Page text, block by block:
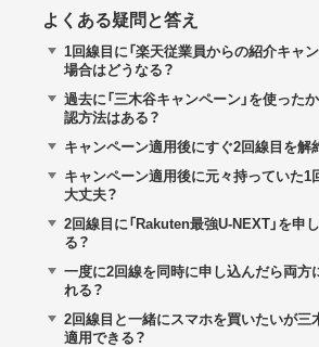
よくある疑問と答え
1回線目に「楽天従業員からの紹介キャ
場合はどうなる？
過去に「三木谷キャンペーン」を使った
認方法はある？
キャンペーン適用後にすぐ2回線目を解
キャンペーン適用後に元々持っていた1
大丈夫？
2回線目に「Rakuten最強U-NEXT」を申
る？
一度に2回線を同時に申し込んだら両方
れる？
2回線目と一緒にスマホを買いたいが三
適用できる？